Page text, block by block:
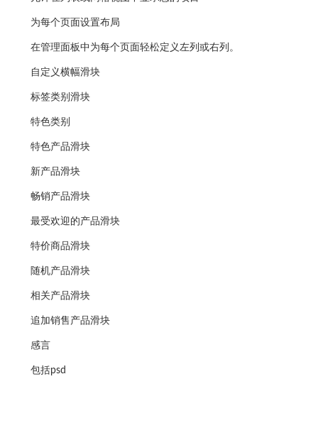
为每个页面设置布局
在管理面板中为每个页面轻松定义左列或右列。
自定义横幅滑块
标签类别滑块
特色类别
特色产品滑块
新产品滑块
畅销产品滑块
最受欢迎的产品滑块
特价商品滑块
随机产品滑块
相关产品滑块
追加销售产品滑块
感言
包括psd